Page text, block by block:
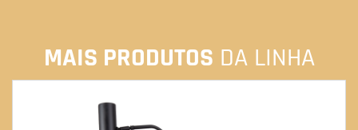
MAIS PRODUTOS DA LINHA